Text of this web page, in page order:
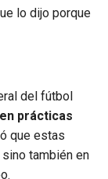
lo dijo porque
del fútbol
prácticas
que estas
también en